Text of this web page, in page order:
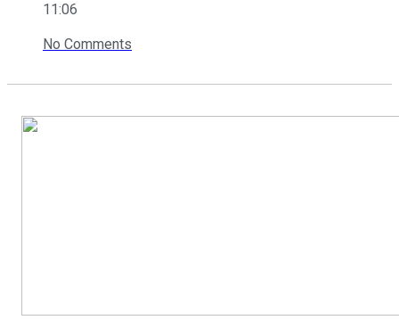
11:06
No Comments